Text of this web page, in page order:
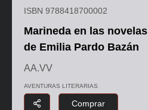
ISBN 9788418700002
Marineda en las novelas
de Emilia Pardo Bazán
AA.VV
AVENTURAS LITERARIAS
Comprar